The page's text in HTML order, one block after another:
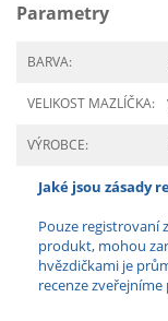
Parametry
BARVA:
VELIKOST MAZLÍČKA:
VÝROBCE:
Jaké jsou zásady
Pouze registrovaní
produkt, mohou
hvězdičkami je
recenze